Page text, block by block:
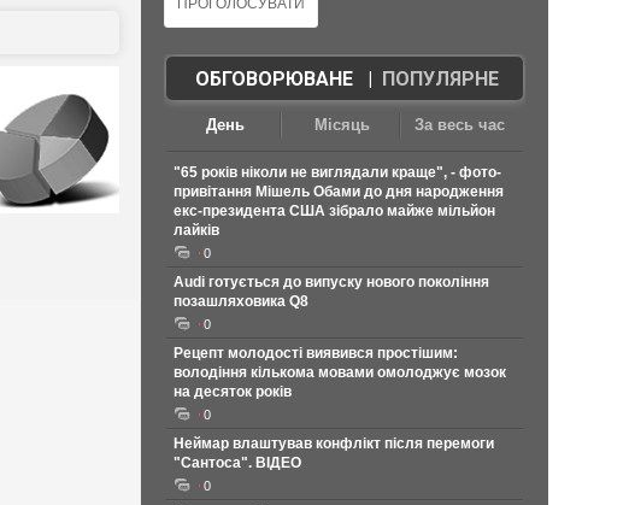
ОБГОВОРЮВАНЕ| ПОПУЛЯРНЕ
День Місяць За весь час
"65 років ніколи не виглядали краще", - фото-
привітання Мішель Обами до дня народження
екс-президента США зібрало майже мільйон
лайків
0
Audi готується до випуску нового покоління
позашляховика Q8
0
Рецепт молодості виявився простішим:
володіння кількома мовами омолоджує мозок
на десяток років
0
Неймар влаштував конфлікт після перемоги
"Сантоса". ВІДЕО
0